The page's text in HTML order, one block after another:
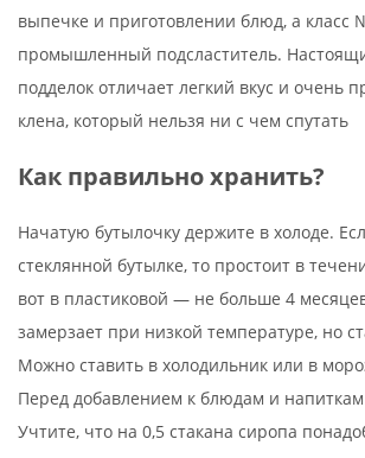
выпечке и приготовлении блюд, а класс
промышленный подсластитель.
подделок отличает легкий вкус и очень
клена, который нельзя ни с чем спутать
Как правильно хранить?
Начатую бутылочку держите в холоде.
стеклянной бутылке, то простоит в
вот в пластиковой — не больше 4
замерзает при низкой температуре, но
Можно ставить в холодильник или в
Перед добавлением к блюдам и напиткам
Учтите, что на 0,5 стакана сиропа